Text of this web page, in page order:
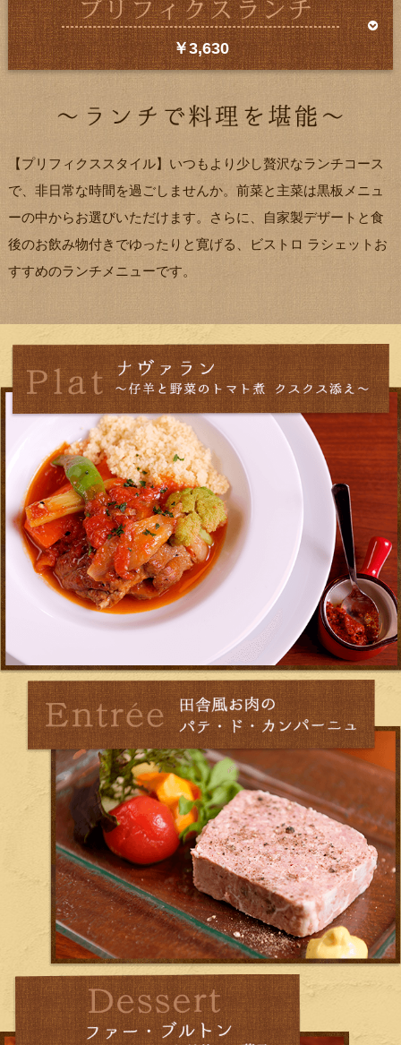
￥3,630
【プリフィクススタイル】いつもより少し贅沢なランチコース
で、非日常な時間を過ごしませんか。前菜と主菜は黒板メニュ
ーの中からお選びいただけます。さらに、自家製デザートと食
後のお飲み物付きでゆったりと寛げる、ビストロ ラシェットお
すすめのランチメニューです。